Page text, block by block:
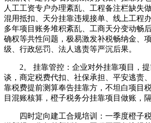
人工工资专户办理紊乱、工程备注栏缺失
混用抵扣、天分挂靠违规接单、线上工程
多年项目账务堆积紊乱、工商天分变动畅
确权等共性问题，极易激发补税畅纳金、
级、行政惩罚、法人逃责等严沉后果。
2。 挂靠管控：企业对外挂靠项目，提
谈，商定税费代扣、社保承担、平安逃责
靠税费提前测算奉告挂靠方，不坦白项目
目混账核算，橙子税务分挂靠项目做账，
四时定向建工合规培训：一季度橙子税